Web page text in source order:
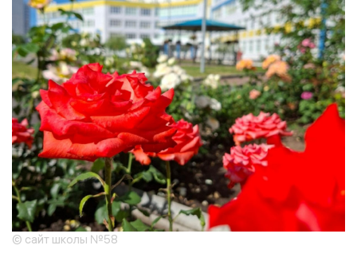
© сайт школы №58